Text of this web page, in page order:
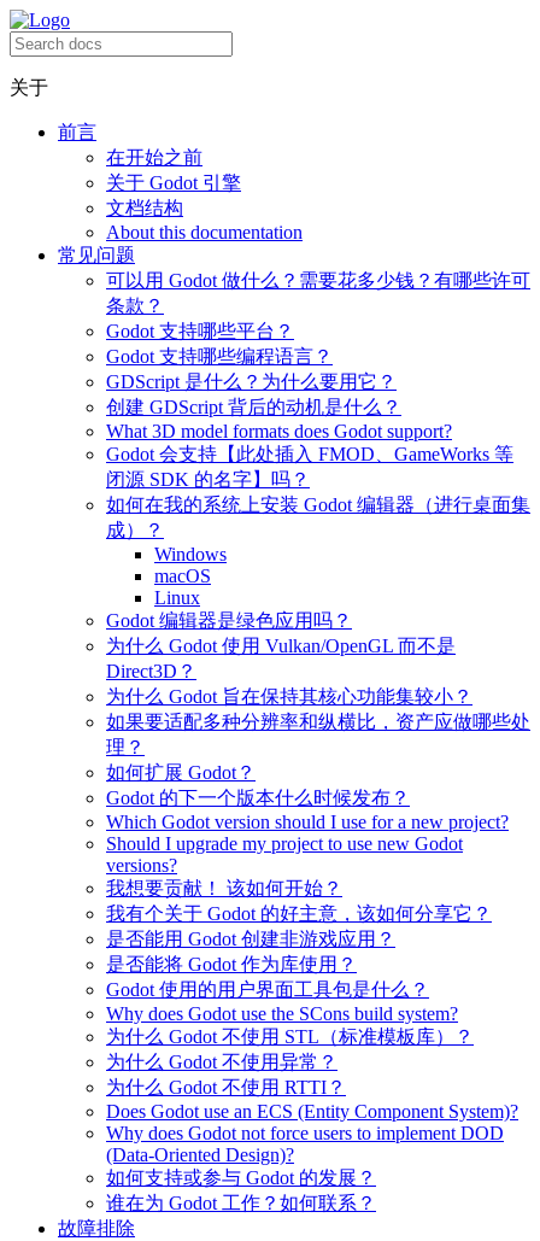
关于
前言
在开始之前
关于 Godot 引擎
文档结构
About this documentation
常见问题
可以用 Godot 做什么？需要花多少钱？有哪些许可
条款？
Godot 支持哪些平台？
Godot 支持哪些编程语言？
GDScript 是什么？为什么要用它？
创建 GDScript 背后的动机是什么？
What 3D model formats does Godot support?
Godot 会支持【此处插入 FMOD、GameWorks 等
闭源 SDK 的名字】吗？
如何在我的系统上安装 Godot 编辑器（进行桌面集
成）？
Windows
macOS
Linux
Godot 编辑器是绿色应用吗？
为什么 Godot 使用 Vulkan/OpenGL 而不是
Direct3D？
为什么 Godot 旨在保持其核心功能集较小？
如果要适配多种分辨率和纵横比，资产应做哪些处
理？
如何扩展 Godot？
Godot 的下一个版本什么时候发布？
Which Godot version should I use for a new project?
Should I upgrade my project to use new Godot
versions?
我想要贡献！ 该如何开始？
我有个关于 Godot 的好主意，该如何分享它？
是否能用 Godot 创建非游戏应用？
是否能将 Godot 作为库使用？
Godot 使用的用户界面工具包是什么？
Why does Godot use the SCons build system?
为什么 Godot 不使用 STL（标准模板库）？
为什么 Godot 不使用异常？
为什么 Godot 不使用 RTTI？
Does Godot use an ECS (Entity Component System)?
Why does Godot not force users to implement DOD
(Data-Oriented Design)?
如何支持或参与 Godot 的发展？
谁在为 Godot 工作？如何联系？
故障排除